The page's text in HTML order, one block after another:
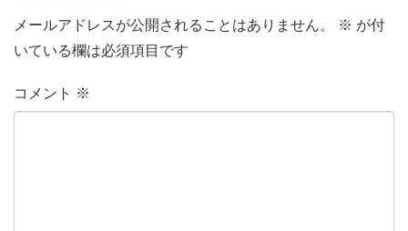
メールアドレスが公開されることはありません。 ※ が付
いている欄は必須項目です
コメント ※